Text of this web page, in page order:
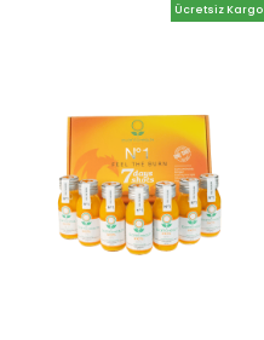
Ücretsiz Kargo